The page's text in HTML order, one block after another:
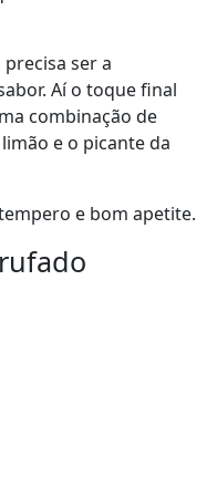
ser a
Aí o toque final
combinação de
e o picante da
e bom apetite.